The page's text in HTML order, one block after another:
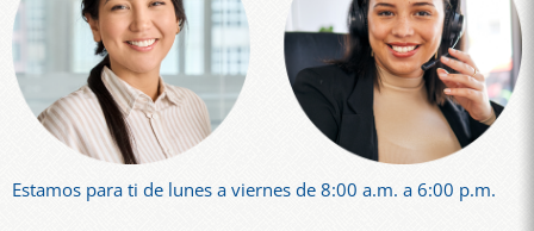
Estamos para ti de lunes a viernes de 8:00 a.m. a 6:00 p.m.